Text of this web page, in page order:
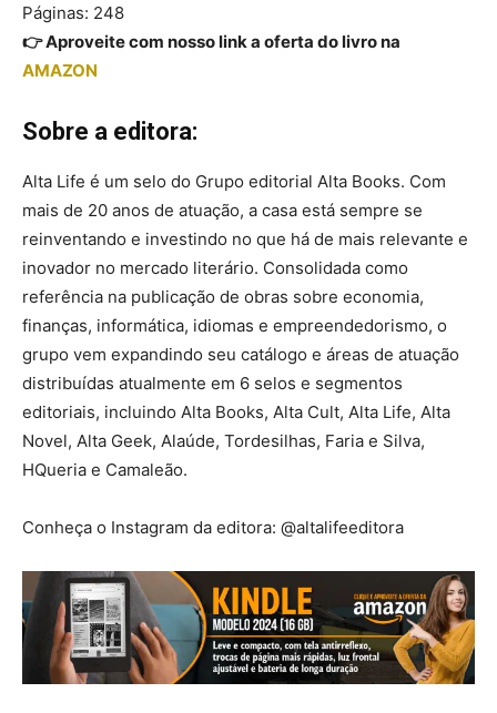
Páginas: 248
👉 Aproveite com nosso link a oferta do livro na
AMAZON
Sobre a editora:
Alta Life é um selo do Grupo editorial Alta Books. Com
mais de 20 anos de atuação, a casa está sempre se
reinventando e investindo no que há de mais relevante e
inovador no mercado literário. Consolidada como
referência na publicação de obras sobre economia,
finanças, informática, idiomas e empreendedorismo, o
grupo vem expandindo seu catálogo e áreas de atuação
distribuídas atualmente em 6 selos e segmentos
editoriais, incluindo Alta Books, Alta Cult, Alta Life, Alta
Novel, Alta Geek, Alaúde, Tordesilhas, Faria e Silva,
HQueria e Camaleão.
Conheça o Instagram da editora: @altalifeeditora